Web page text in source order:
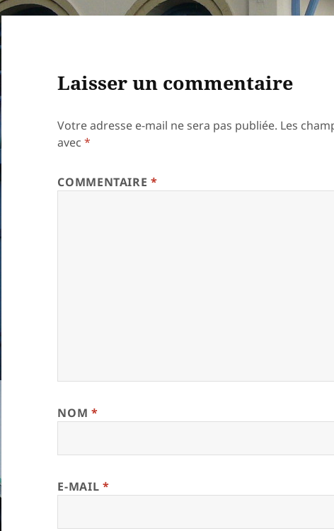
Laisser un commentaire
Votre adresse e-mail ne sera pas publiée. Les
avec*
COMMENTAIRE*
NOM *
E-MAIL *